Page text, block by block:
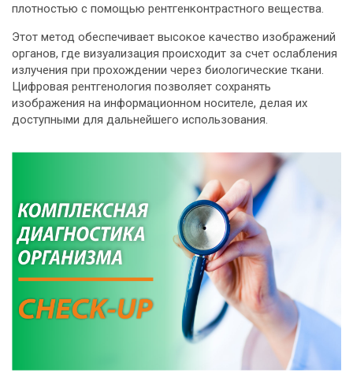
плотностью с помощью рентгенконтрастного вещества.
Этот метод обеспечивает высокое качество изображений
органов, где визуализация происходит за счет ослабления
излучения при прохождении через биологические ткани.
Цифровая рентгенология позволяет сохранять
изображения на информационном носителе, делая их
доступными для дальнейшего использования.